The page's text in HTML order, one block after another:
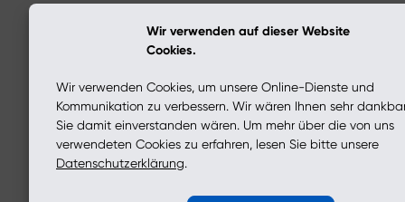
Wir verwenden auf dieser Website
Cookies.
Wir verwenden Cookies, um unsere Online-Dienste und
Kommunikation zu verbessern. Wir wären Ihnen sehr
Sie damit einverstanden wären. Um mehr über die von uns
verwendeten Cookies zu erfahren, lesen Sie bitte unsere
Datenschutzerklärung.